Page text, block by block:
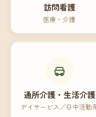
訪問看護
医療・介護
通所介護・生活介護
デイサービス／日中活動